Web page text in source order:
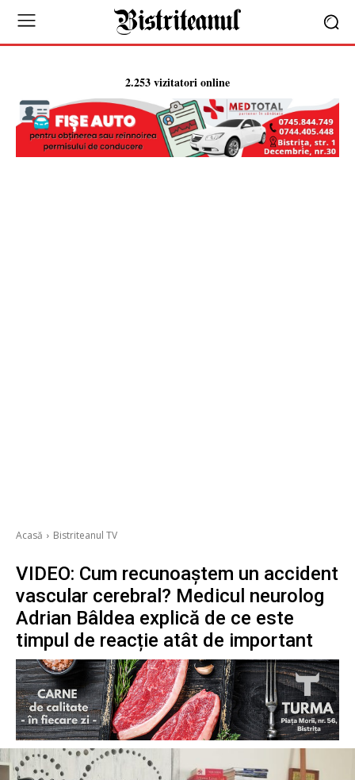
2.253 vizitatori online
Acasă Bistriteanul TV
VIDEO: Cum recunoaștem un accident
vascular cerebral? Medicul neurolog
Adrian Bâldea explică de ce este
timpul de reacție atât de important